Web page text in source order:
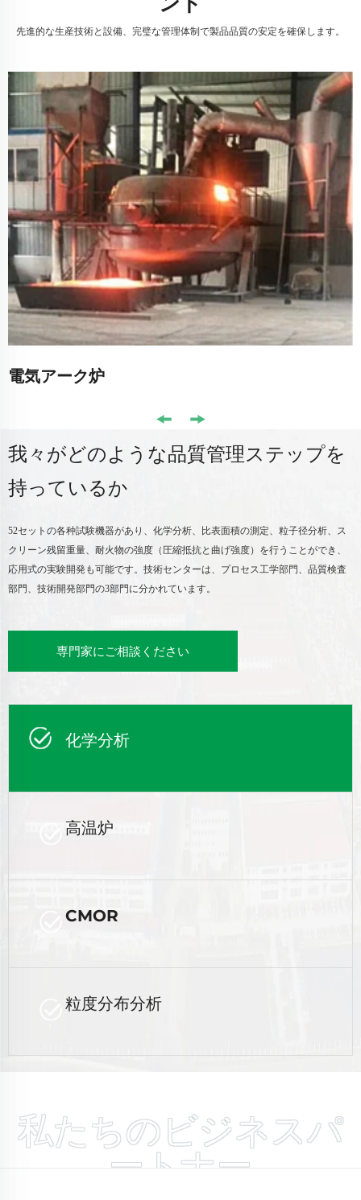
先進的な生産技術と設備、完璧な管理体制で製品品質の安定を確保します。
電気アーク炉
我々がどのような品質管理ステップを
持っているか
52セットの各种試験機器があり、化学分析、比表面積の測定、粒子径分析、ス
クリーン残留重量、耐火物の強度（圧縮抵抗と曲げ強度）を行うことができ、
応用式の実験開発も可能です。技術センターは、プロセス工学部門、品質検査
部門、技術開発部門の3部門に分かれています。
専門家にご相談ください
化学分析
高温炉
CMOR
粒度分布分析
私たちのビジネスパ
ートナー